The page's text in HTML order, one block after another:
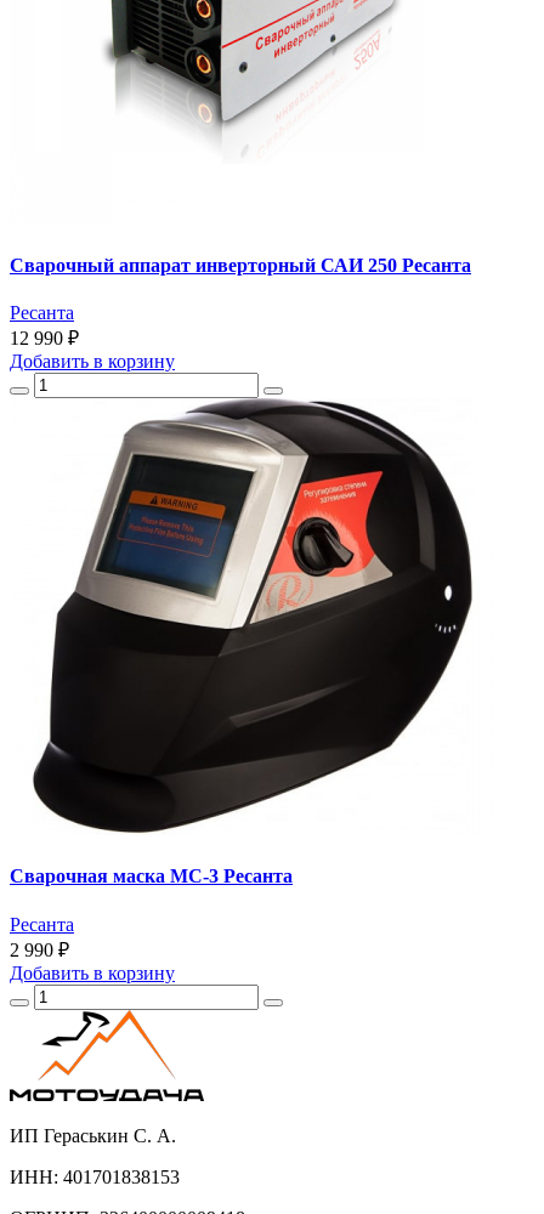
Сварочный аппарат инверторный САИ 250 Ресанта
Ресанта
12 990 ₽
Добавить в корзину
Сварочная маска МС-3 Ресанта
Ресанта
2 990 ₽
Добавить в корзину
ИП Гераськин С. А.
ИНН: 401701838153